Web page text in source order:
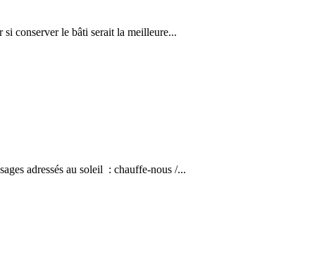
conserver le bâti serait la meilleure...
adressés au soleil : chauffe-nous /...